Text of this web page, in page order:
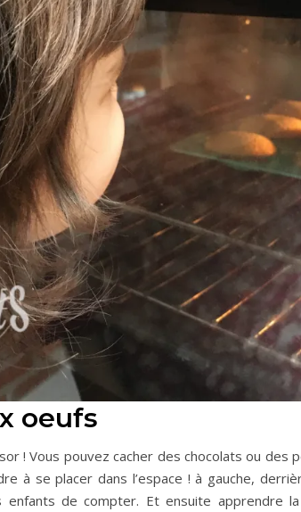
oeufs
! Vous pouvez cacher des chocolats ou des
à se placer dans l’espace ! à gauche,
de compter. Et ensuite apprendre